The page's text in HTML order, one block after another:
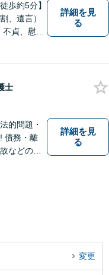
歩約5分】
、遺言）
貞、慰謝
詳細を見
る
士
的問題・
債務・離
などの問
詳細を見
る
変更